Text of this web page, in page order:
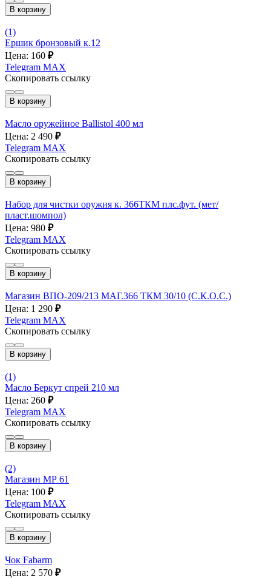
В корзину
(1)
Ершик бронзовый к.12
Цена: 160 ₽
Telegram MAX
Скопировать ссылку
В корзину
Масло оружейное Ballistol 400 мл
Цена: 2 490 ₽
Telegram MAX
Скопировать ссылку
В корзину
Набор для чистки оружия к. 366ТКМ плс.фут. (мет/
пласт.шомпол)
Цена: 980 ₽
Telegram MAX
Скопировать ссылку
В корзину
Магазин ВПО-209/213 МАГ.366 ТКМ 30/10 (С.К.О.С.)
Цена: 1 290 ₽
Telegram MAX
Скопировать ссылку
В корзину
(1)
Масло Беркут спрей 210 мл
Цена: 260 ₽
Telegram MAX
Скопировать ссылку
В корзину
(2)
Магазин МР 61
Цена: 100 ₽
Telegram MAX
Скопировать ссылку
В корзину
Чок Fabarm
Цена: 2 570 ₽